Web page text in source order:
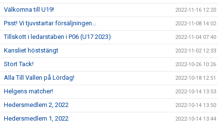
Välkomna till U19! 2022-11-16 12:20
Psst! Vi tjuvstartar försäljningen... 2022-11-08 14:02
Tillskott i ledarstaben i P06 (U17 2023) 2022-11-04 07:40
Kansliet höststängt 2022-11-02 12:33
Stort Tack! 2022-10-26 10:26
Alla Till Vallen på Lördag! 2022-10-18 12:51
Helgens matcher! 2022-10-14 13:53
Hedersmedlem 2, 2022 2022-10-14 13:50
Hedersmedlem 1, 2022 2022-10-14 13:44